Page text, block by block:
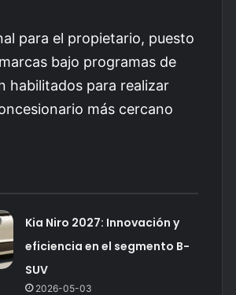
para el propietario, puesto
bajo programas de
habilitados para realizar
más cercano
Kia Niro 2027: Innovación y
eficiencia en el segmento B-
SUV
2026-05-03